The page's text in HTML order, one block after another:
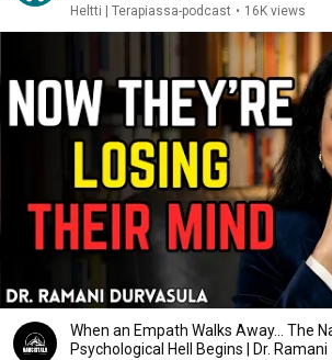
Heltti | Terapiassa-podcast • 16K views
When an Empath Walks Away... The
Psychological Hell Begins | Dr. Ramani